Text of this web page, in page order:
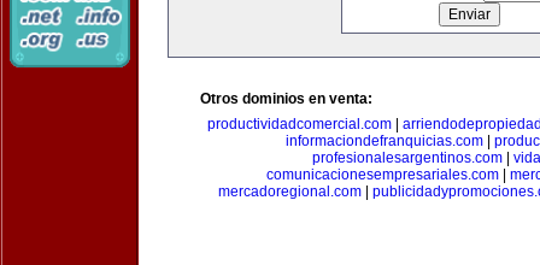
Otros dominios en venta:
productividadcomercial.com
informaciondefranquicias.com
profesionalesargentinos.com|
comunicacionesempresariales.com
mercadoregional.com